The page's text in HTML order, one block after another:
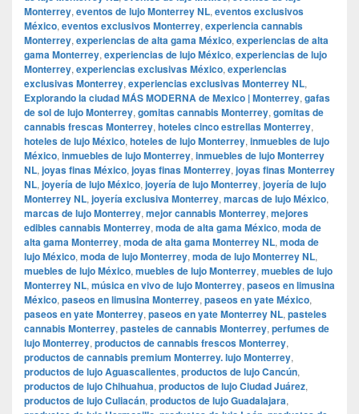
Monterrey, eventos de lujo Monterrey NL, eventos exclusivos
México, eventos exclusivos Monterrey, experiencia cannabis
Monterrey, experiencias de alta gama México, experiencias de alta
gama Monterrey, experiencias de lujo México, experiencias de lujo
Monterrey, experiencias exclusivas México, experiencias
exclusivas Monterrey, experiencias exclusivas Monterrey NL,
Explorando la ciudad MÁS MODERNA de Mexico | Monterrey, gafas
de sol de lujo Monterrey, gomitas cannabis Monterrey, gomitas de
cannabis frescas Monterrey, hoteles cinco estrellas Monterrey,
hoteles de lujo México, hoteles de lujo Monterrey, inmuebles de lujo
México, inmuebles de lujo Monterrey, inmuebles de lujo Monterrey
NL, joyas finas México, joyas finas Monterrey, joyas finas Monterrey
NL, joyería de lujo México, joyería de lujo Monterrey, joyería de lujo
Monterrey NL, joyería exclusiva Monterrey, marcas de lujo México,
marcas de lujo Monterrey, mejor cannabis Monterrey, mejores
edibles cannabis Monterrey, moda de alta gama México, moda de
alta gama Monterrey, moda de alta gama Monterrey NL, moda de
lujo México, moda de lujo Monterrey, moda de lujo Monterrey NL,
muebles de lujo México, muebles de lujo Monterrey, muebles de lujo
Monterrey NL, música en vivo de lujo Monterrey, paseos en limusina
México, paseos en limusina Monterrey, paseos en yate México,
paseos en yate Monterrey, paseos en yate Monterrey NL, pasteles
cannabis Monterrey, pasteles de cannabis Monterrey, perfumes de
lujo Monterrey, productos de cannabis frescos Monterrey,
productos de cannabis premium Monterrey. lujo Monterrey,
productos de lujo Aguascalientes, productos de lujo Cancún,
productos de lujo Chihuahua, productos de lujo Ciudad Juárez,
productos de lujo Culiacán, productos de lujo Guadalajara,